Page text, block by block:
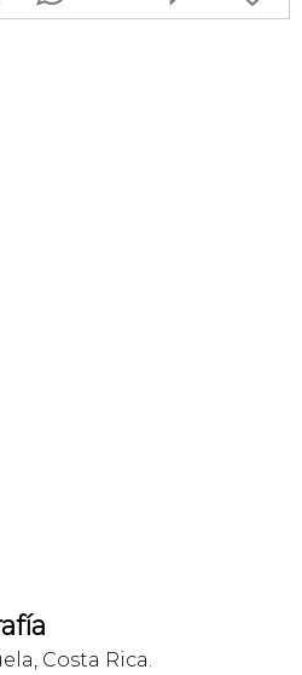
Costa Rica.